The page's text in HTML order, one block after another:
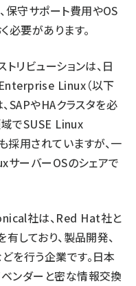
保守サポート費用やOS
必要があります。
リビューションは、日
Linux（以下
SAPやHAクラスタを必
域でSUSE Linux
用されていますが、一
サーバーOSのシェアで
社は、Red Hat社と
しており、製品開発、
を行う企業です。日本
ンダーと密な情報交換